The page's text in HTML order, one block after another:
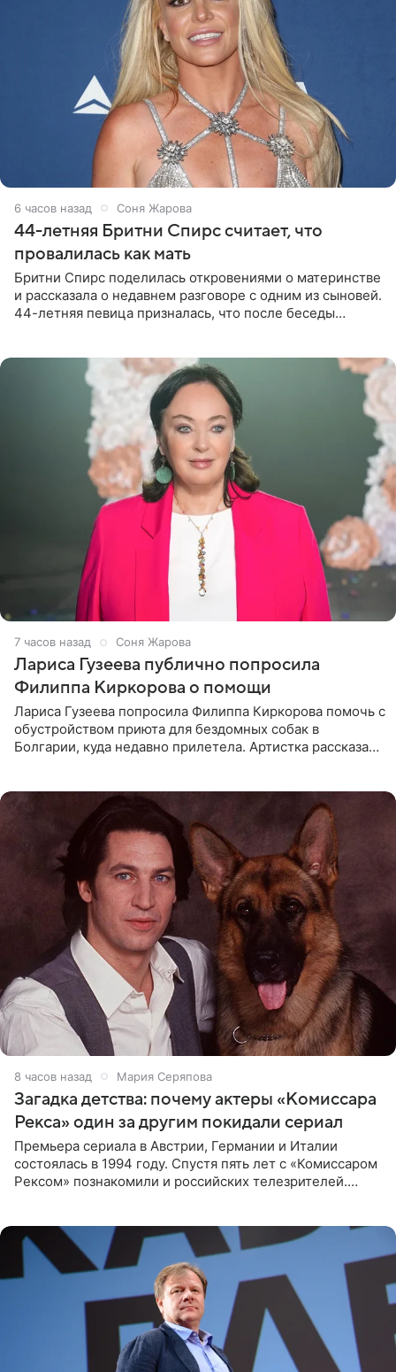
6 часов назад Соня Жарова
44-летняя Бритни Спирс считает, что
провалилась как мать
Бритни Спирс поделилась откровениями о материнстве
и рассказала о недавнем разговоре с одним из сыновей.
44-летняя певица призналась, что после беседы
7 часов назад Соня Жарова
Лариса Гузеева публично попросила
Филиппа Киркорова о помощи
Лариса Гузеева попросила Филиппа Киркорова помочь с
обустройством приюта для бездомных собак в
Болгарии, куда недавно прилетела. Артистка рассказала
8 часов назад Мария Серяпова
Загадка детства: почему актеры «Комиссара
Рекса» один за другим покидали сериал
Премьера сериала в Австрии, Германии и Италии
состоялась в 1994 году. Спустя пять лет с «Комиссаром
Рексом» познакомили и российских телезрителей.